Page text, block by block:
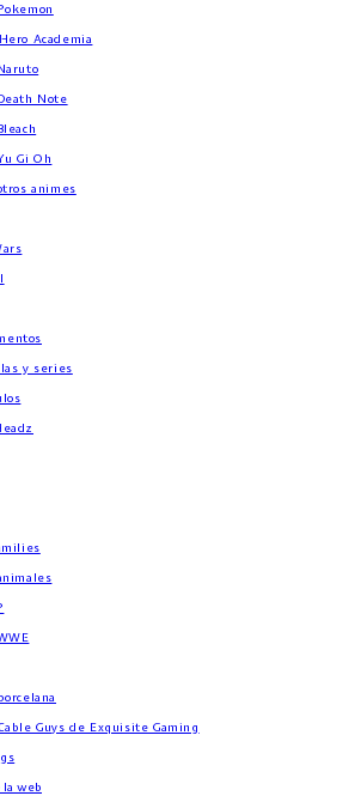
Academia
Note
Gi Oh
animes
y series
Guys de Exquisite Gaming
la web